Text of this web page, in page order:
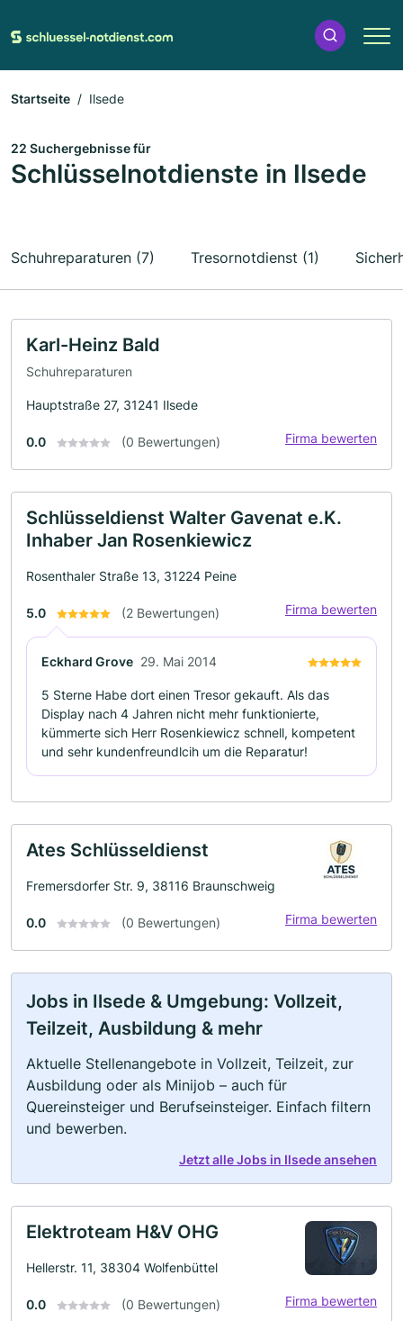
Startseite Ilsede
22 Suchergebnisse für
Schlüsselnotdienste in Ilsede
Schuhreparaturen (7) Tresornotdienst (1)
Karl-Heinz Bald
Schuhreparaturen
Hauptstraße 27, 31241 Ilsede
0.0 (0 Bewertungen) Firma bewerten
Schlüsseldienst Walter Gavenat e.K.
Inhaber Jan Rosenkiewicz
Rosenthaler Straße 13, 31224 Peine
5.0 (2 Bewertungen) Firma bewerten
Eckhard Grove 29. Mai 2014
5 Sterne Habe dort einen Tresor gekauft. Als das
Display nach 4 Jahren nicht mehr funktionierte,
kümmerte sich Herr Rosenkiewicz schnell, kompetent
und sehr kundenfreundlcih um die Reparatur!
Ates Schlüsseldienst
Fremersdorfer Str. 9, 38116 Braunschweig
0.0 (0 Bewertungen) Firma bewerten
Jobs in Ilsede & Umgebung: Vollzeit,
Teilzeit, Ausbildung & mehr
Aktuelle Stellenangebote in Vollzeit, Teilzeit, zur
Ausbildung oder als Minijob – auch für
Quereinsteiger und Berufseinsteiger. Einfach filtern
und bewerben.
Jetzt alle Jobs in Ilsede ansehen
Elektroteam H&V OHG
Hellerstr. 11, 38304 Wolfenbüttel
0.0 (0 Bewertungen) Firma bewerten